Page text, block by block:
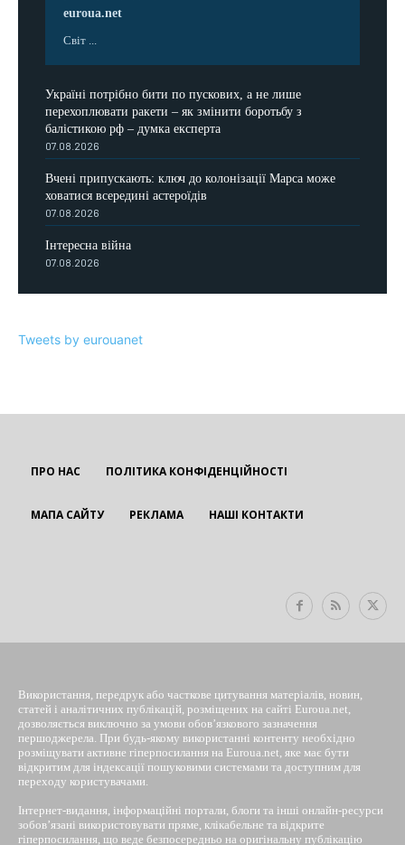
euroua.net
Світ ...
Україні потрібно бити по пускових, а не лише
перехоплювати ракети – як змінити боротьбу з
балістикою рф – думка експерта
07.08.2026
Вчені припускають: ключ до колонізації Марса може
ховатися всередині астероїдів
07.08.2026
Інтересна війна
07.08.2026
Tweets by eurouanet
ПРО НАС ПОЛІТИКА КОНФІДЕНЦІЙНОСТІ
МАПА САЙТУ РЕКЛАМА НАШІ КОНТАКТИ
Використання, передрук або часткове цитування матеріалів, новин,
статей і аналітичних публікацій, розміщених на сайті Euroua.net,
дозволяється виключно за умови обов’язкового зазначення
першоджерела. При будь-якому використанні контенту необхідно
розміщувати активне гіперпосилання на Euroua.net, яке має бути
відкритим для індексації пошуковими системами та доступним для
переходу користувачами.
Інтернет-видання, інформаційні портали, блоги та інші онлайн-ресурси
зобов’язані використовувати пряме, клікабельне та відкрите
гіперпосилання, що веде безпосередньо на оригінальну публікацію